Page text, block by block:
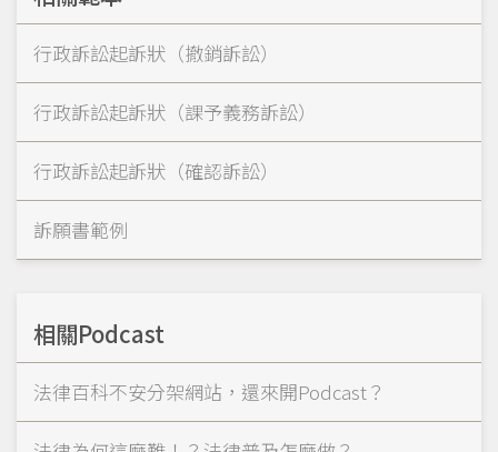
行政訴訟起訴狀（撤銷訴訟）
行政訴訟起訴狀（課予義務訴訟）
行政訴訟起訴狀（確認訴訟）
訴願書範例
相關Podcast
法律百科不安分架網站，還來開Podcast？